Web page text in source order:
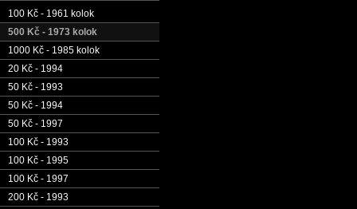
100 Kč - 1961 kolok
500 Kč - 1973 kolok
1000 Kč - 1985 kolok
20 Kč - 1994
50 Kč - 1993
50 Kč - 1994
50 Kč - 1997
100 Kč - 1993
100 Kč - 1995
100 Kč - 1997
200 Kč - 1993